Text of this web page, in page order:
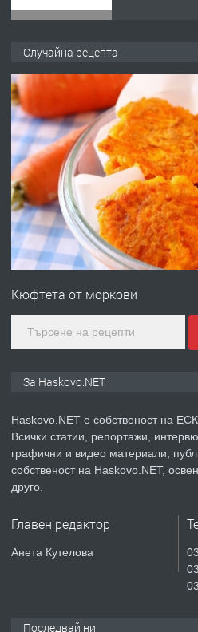
ПРЕДЛАГА Под НАЕМ
ПРЕДЛАГА
Нов
ПРЕДЛАГА
НАПЪЛНО
Давам
Случайна рецепта
Кюфтета от моркови
За Haskovo.NET
Haskovo.NET е собственост на
Всички статии, репортажи,
графични и видео материали,
собственост на Haskovo.NET,
друго.
Главен редактор
Анета Кутелова
Последвай ни